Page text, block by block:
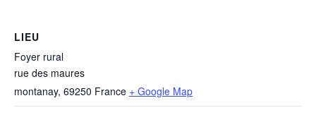
LIEU
Foyer rural
rue des maures
montanay, 69250 France + Google Map